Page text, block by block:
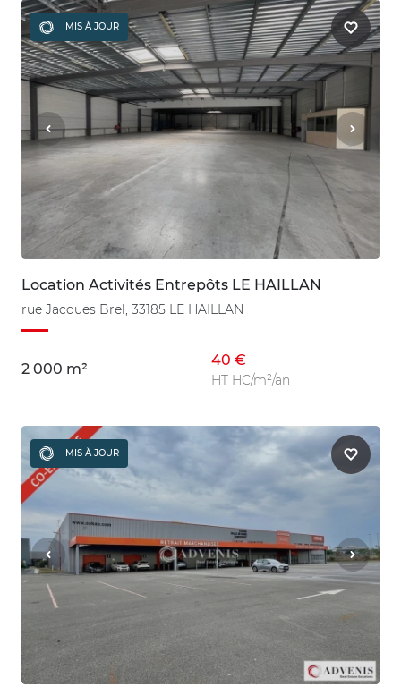
MIS À JOUR
Location Activités Entrepôts LE HAILLAN
rue Jacques Brel, 33185 LE HAILLAN
2 000 m²
40 €
HT HC/m²/an
MIS À JOUR